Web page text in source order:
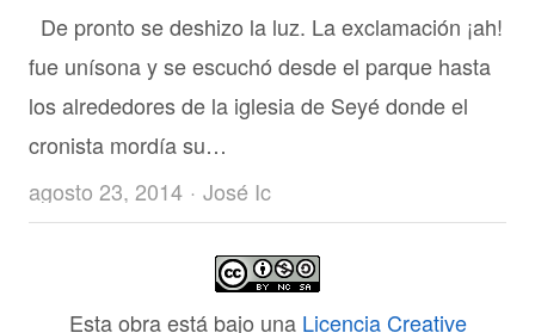
De pronto se deshizo la luz. La exclamación ¡ah!
fue unísona y se escuchó desde el parque hasta
los alrededores de la iglesia de Seyé donde el
cronista mordía su…
agosto 23, 2014
Author
José Ic
Esta obra está bajo una Licencia Creative